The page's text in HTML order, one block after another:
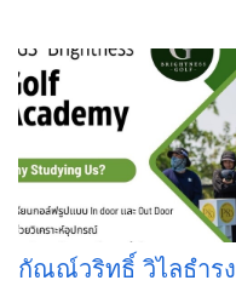
กัณณ์วริทธิ์ วิไลธำร